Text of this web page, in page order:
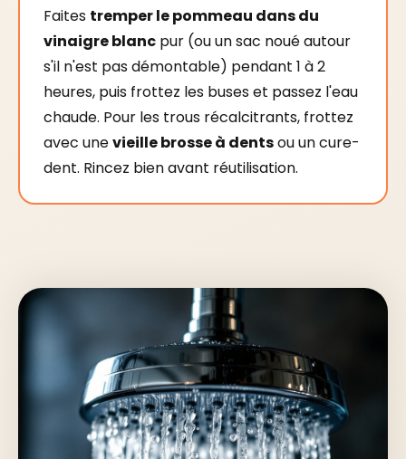
Faites tremper le pommeau dans du
vinaigre blanc pur (ou un sac noué autour
s'il n'est pas démontable) pendant 1 à 2
heures, puis frottez les buses et passez l'eau
chaude. Pour les trous récalcitrants, frottez
avec unevieille brosse à dentsou un cure-
dent. Rincez bien avant réutilisation.